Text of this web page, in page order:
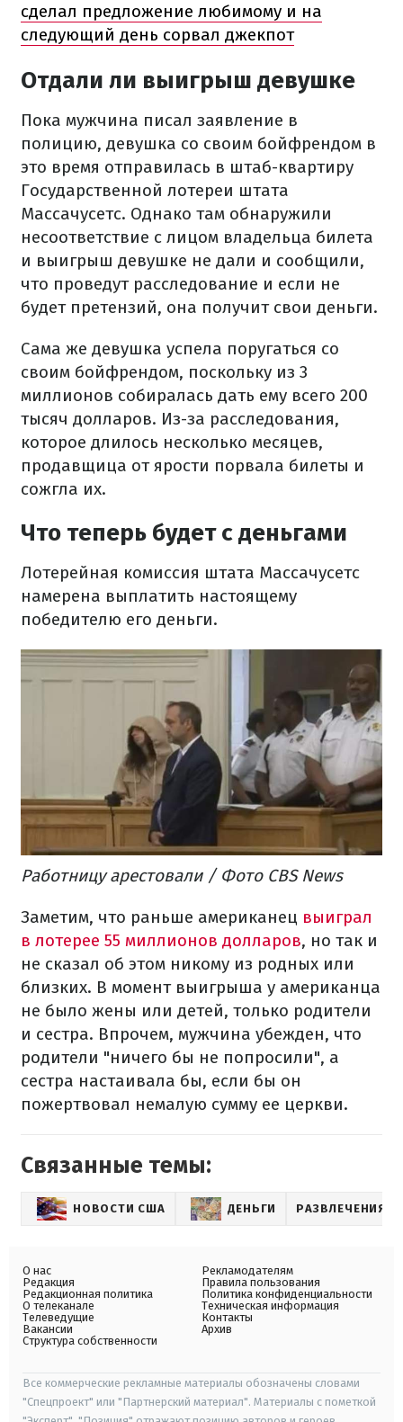
сделал предложение любимому и на
следующий день сорвал джекпот
Отдали ли выигрыш девушке
Пока мужчина писал заявление в
полицию, девушка со своим бойфрендом в
это время отправилась в штаб-квартиру
Государственной лотереи штата
Массачусетс. Однако там обнаружили
несоответствие с лицом владельца билета
и выигрыш девушке не дали и сообщили,
что проведут расследование и если не
будет претензий, она получит свои деньги.
Сама же девушка успела поругаться со
своим бойфрендом, поскольку из 3
миллионов собиралась дать ему всего 200
тысяч долларов. Из-за расследования,
которое длилось несколько месяцев,
продавщица от ярости порвала билеты и
сожгла их.
Что теперь будет с деньгами
Лотерейная комиссия штата Массачусетс
намерена выплатить настоящему
победителю его деньги.
Работницу арестовали / Фото CBS News
Заметим, что раньше американец выиграл
в лотерее 55 миллионов долларов, но так и
не сказал об этом никому из родных или
близких. В момент выигрыша у американца
не было жены или детей, только родители
и сестра. Впрочем, мужчина убежден, что
родители "ничего бы не попросили", а
сестра настаивала бы, если бы он
пожертвовал немалую сумму ее церкви.
Связанные темы:
НОВОСТИ США ДЕНЬГИ РАЗВЛЕЧЕНИЯ
О нас
Редакция
Редакционная политика
О телеканале
Телеведущие
Вакансии
Структура собственности
Рекламодателям
Правила пользования
Политика конфиденциальности
Техническая информация
Контакты
Архив
Все коммерческие рекламные материалы обозначены словами
"Спецпроект" или "Партнерский материал". Материалы с пометкой